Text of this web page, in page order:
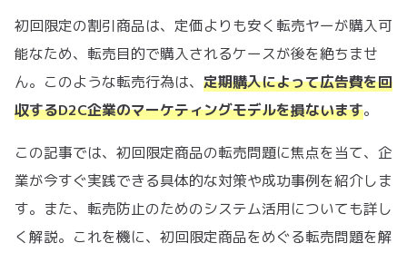
初回限定の割引商品は、定価よりも安く転売ヤーが購入可
能なため、転売目的で購入されるケースが後を絶ちませ
ん。このような転売行為は、 定期購入によって広告費を回
収するD2C企業のマーケティングモデルを損ないます。
この記事では、初回限定商品の転売問題に焦点を当て、企
業が今すぐ実践できる具体的な対策や成功事例を紹介しま
す。また、転売防止のためのシステム活用についても詳し
く解説。これを機に、初回限定商品をめぐる転売問題を解